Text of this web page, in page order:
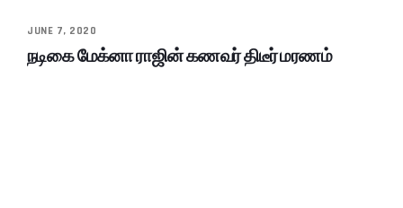
JUNE 7, 2020
நடிகை மேக்னா ராஜின் கணவர் திடீர் மரணம்